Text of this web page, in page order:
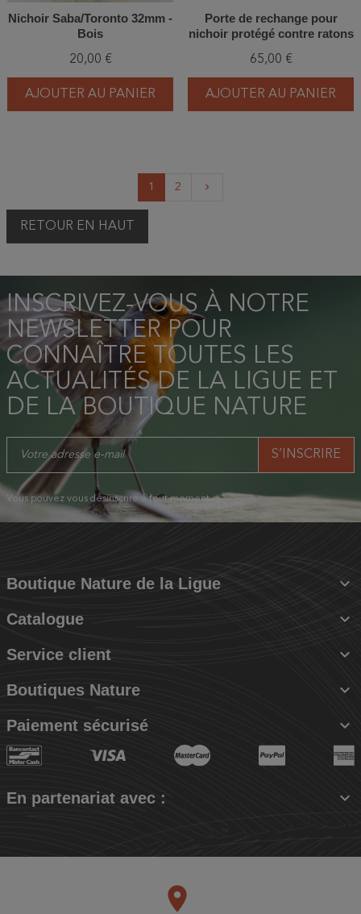
Nichoir Saba/Toronto 32mm -
Bois
20,00 €
AJOUTER AU PANIER
Porte de rechange pour
nichoir protégé contre ratons
Schwegler (2GR-WBS -
838/1)
65,00 €
AJOUTER AU PANIER
1 2 keyboard_arrow_right
RETOUR EN HAUT
INSCRIVEZ-VOUS À NOTRE
NEWSLETTER POUR
CONNAÎTRE TOUTES LES
ACTUALITÉS DE LA LIGUE ET
DE LA BOUTIQUE NATURE
Vous pouvez vous désinscrire à tout moment.
Boutique Nature de la Ligue 
Catalogue 
Service client 
Boutiques Nature 
Paiement sécurisé 
En partenariat avec : 
place